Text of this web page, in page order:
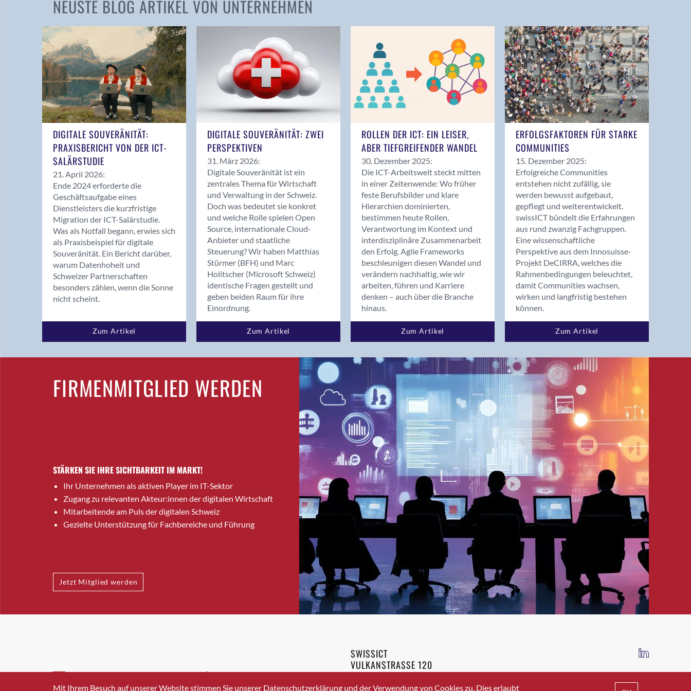
Andelfingen
Balsthal
Balzers
Bassersdorf
Benken (SG)
Bergdietikon
Bern - Liebefeld
Birsfelden
Bolligen
Bonaduz
Bonstetten
Bottighofen
Bremgarten bei Bern
Brig-Glis
Bronschhofen
Brugg
Brugg AG
Burgdorf
Bäretswil
Bülach
Cazis
Crissier
Davos Platz
NEUSTE BLOG ARTIKEL VON UNTERNEHMEN
DIGITALE SOUVERÄNITÄT:
PRAXISBERICHT VON DER ICT-
SALÄRSTUDIE
21. April 2026:
Ende 2024 erforderte die
Geschäftsaufgabe eines
Dienstleisters die kurzfristige
Migration der ICT-Salärstudie.
Was als Notfall begann, erwies sich
als Praxisbeispiel für digitale
Souveränität. Ein Bericht darüber,
warum Datenhoheit und
Schweizer Partnerschaften
besonders zählen, wenn die Sonne
nicht scheint.
Zum Artikel
DIGITALE SOUVERÄNITÄT: ZWEI
PERSPEKTIVEN
31. März 2026:
Digitale Souveränität ist ein
zentrales Thema für Wirtschaft
und Verwaltung in der Schweiz.
Doch was bedeutet sie konkret
und welche Rolle spielen Open
Source, internationale Cloud-
Anbieter und staatliche
Steuerung? Wir haben Matthias
Stürmer (BFH) und Marc
Holitscher (Microsoft Schweiz)
identische Fragen gestellt und
geben beiden Raum für ihre
Einordnung.
Zum Artikel
ROLLEN DER ICT: EIN LEISER,
ABER TIEFGREIFENDER WANDEL
30. Dezember 2025:
Die ICT-Arbeitswelt steckt mitten
in einer Zeitenwende: Wo früher
feste Berufsbilder und klare
Hierarchien dominierten,
bestimmen heute Rollen,
Verantwortung im Kontext und
interdisziplinäre Zusammenarbeit
den Erfolg. Agile Frameworks
beschleunigen diesen Wandel und
verändern nachhaltig, wie wir
arbeiten, führen und Karriere
denken – auch über die Branche
hinaus.
Zum Artikel
ERFOLGSFAKTOREN FÜR STARKE
COMMUNITIES
15. Dezember 2025:
Erfolgreiche Communities
entstehen nicht zufällig, sie
werden bewusst aufgebaut,
gepflegt und weiterentwickelt.
swissICT bündelt die Erfahrungen
aus rund zwanzig Fachgruppen.
Eine wissenschaftliche
Perspektive aus dem Innosuisse-
Projekt DeCIRRA, welches die
Rahmenbedingungen beleuchtet,
damit Communities wachsen,
wirken und langfristig bestehen
können.
Zum Artikel
FIRMENMITGLIED WERDEN
STÄRKEN SIE IHRE SICHTBARKEIT IM MARKT!
Ihr Unternehmen als aktiven Player im IT-Sektor
Zugang zu relevanten Akteur:innen der digitalen Wirtschaft
Mitarbeitende am Puls der digitalen Schweiz
Gezielte Unterstützung für Fachbereiche und Führung
Jetzt Mitglied werden
INFO@SWISSICT.CH +41 43 336 40 20
SWISSICT
VULKANSTRASSE 120
8048 ZURICH
IMPRESSUM DATENSCHUTZ AGB
Mit Ihrem Besuch auf unserer Website stimmen Sie unserer Datenschutzerklärung und der Verwendung von Cookies zu. Dies erlaubt